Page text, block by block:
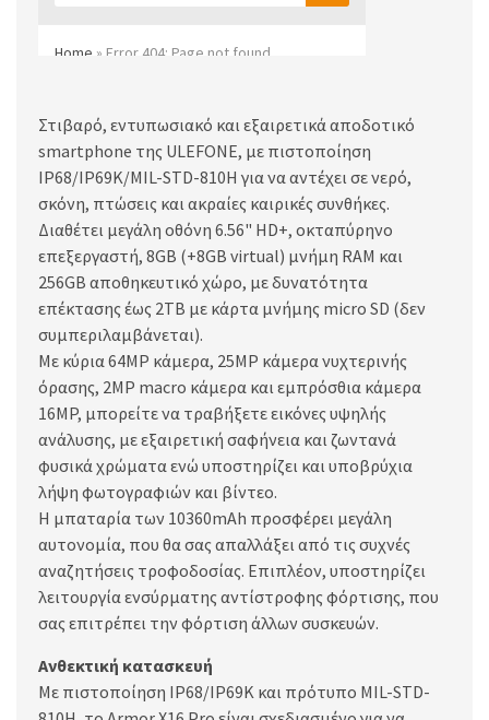
Στιβαρό, εντυπωσιακό και εξαιρετικά αποδοτικό
smartphone της ULEFONE, με πιστοποίηση
IP68/IP69K/MIL-STD-810H για να αντέχει σε νερό,
σκόνη, πτώσεις και ακραίες καιρικές συνθήκες.
Διαθέτει μεγάλη οθόνη 6.56" HD+, οκταπύρηνο
επεξεργαστή, 8GB (+8GB virtual) μνήμη RAM και
256GB αποθηκευτικό χώρο, με δυνατότητα
επέκτασης έως 2TB με κάρτα μνήμης micro SD (δεν
συμπεριλαμβάνεται).
Με κύρια 64MP κάμερα, 25MP κάμερα νυχτερινής
όρασης, 2MP macro κάμερα και εμπρόσθια κάμερα
16MP, μπορείτε να τραβήξετε εικόνες υψηλής
ανάλυσης, με εξαιρετική σαφήνεια και ζωντανά
φυσικά χρώματα ενώ υποστηρίζει και υποβρύχια
λήψη φωτογραφιών και βίντεο.
Η μπαταρία των 10360mAh προσφέρει μεγάλη
αυτονομία, που θα σας απαλλάξει από τις συχνές
αναζητήσεις τροφοδοσίας. Επιπλέον, υποστηρίζει
λειτουργία ενσύρματης αντίστροφης φόρτισης, που
σας επιτρέπει την φόρτιση άλλων συσκευών.
Ανθεκτική κατασκευή
Με πιστοποίηση IP68/IP69K και πρότυπο MIL-STD-